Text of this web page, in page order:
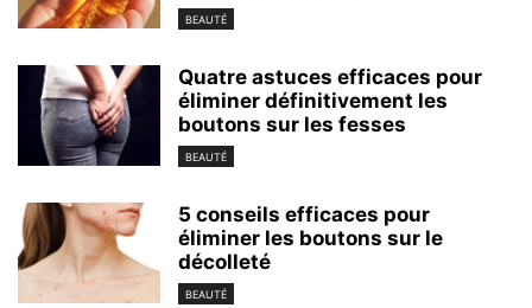
BEAUTÉ
Quatre astuces efficaces pour
éliminer définitivement les
boutons sur les fesses
BEAUTÉ
5 conseils efficaces pour
éliminer les boutons sur le
décolleté
BEAUTÉ